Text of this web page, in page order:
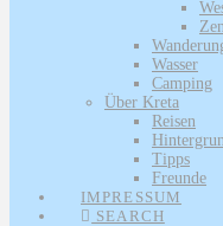
Wasser
Camping
Über Kreta
Reisen
Tipps
Freunde
IMPRESSUM
SEARCH